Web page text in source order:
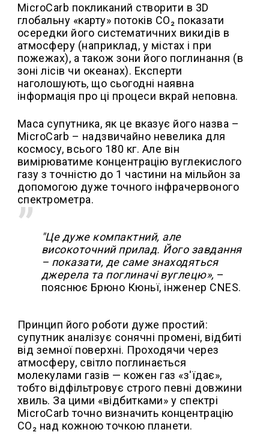
MicroCarb покликаний створити в 3D
глобальну «карту» потоків CO₂ показати
осередки його систематичних викидів в
атмосферу (наприклад, у містах і при
пожежах), а також зони його поглинання (в
зоні лісів чи океанах). Експерти
наголошують, що сьогодні наявна
інформація про ці процеси вкрай неповна.
Маса супутника, як це вказує його назва –
MicroCarb – надзвичайно невелика для
космосу, всього 180 кг. Але він
вимірюватиме концентрацію вуглекислого
газу з точністю до 1 частини на мільйон за
допомогою дуже точного інфрачервоного
спектрометра.
"Це дуже компактний, але
високоточний прилад. Його завдання
– показати, де саме знаходяться
джерела та поглиначі вуглецю», –
пояснює Брюно Кюньї, інженер CNES.
Принцип його роботи дуже простий:
супутник аналізує сонячні промені, відбиті
від земної поверхні. Проходячи через
атмосферу, світло поглинається
молекулами газів — кожен газ «з'їдає»,
тобто відфільтровує строго певні довжини
хвиль. За цими «відбитками» у спектрі
MicroCarb точно визначить концентрацію
CO₂ над кожною точкою планети.